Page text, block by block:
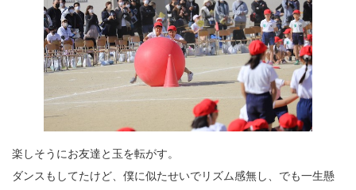
楽しそうにお友達と玉を転がす。
ダンスもしてたけど、僕に似たせいでリズム感無し、でも一生懸